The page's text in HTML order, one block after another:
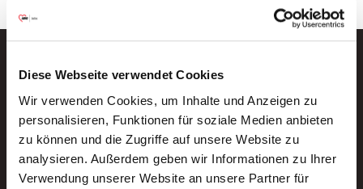
Diese Webseite verwendet Cookies
Wir verwenden Cookies, um Inhalte und Anzeigen zu
personalisieren, Funktionen für soziale Medien anbieten
zu können und die Zugriffe auf unsere Website zu
analysieren. Außerdem geben wir Informationen zu Ihrer
Verwendung unserer Website an unsere Partner für
Neue Stellen per E-Mail.
Ein kostenloser Service von AWO
Jobs.